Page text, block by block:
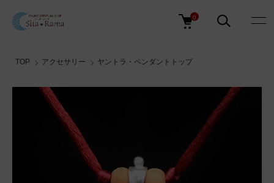
0
TOP アクセサリー ヤントラ・ペンダントトップ